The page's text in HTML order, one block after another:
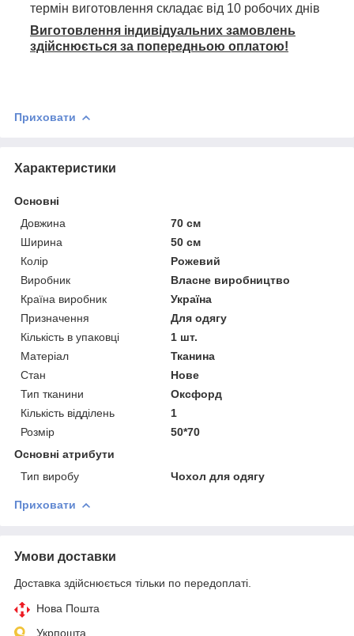
термін виготовлення складає від 10 робочих днів
Виготовлення індивідуальних замовлень
здійснюється за попередньою оплатою!
Приховати
Характеристики
Основні
Довжина
70 см
Ширина
50 см
Колір
Рожевий
Виробник
Власне виробництво
Країна виробник
Україна
Призначення
Для одягу
Кількість в упаковці
1 шт.
Матеріал
Тканина
Стан
Нове
Тип тканини
Оксфорд
Кількість відділень
1
Розмір
50*70
Основні атрибути
Тип виробу
Чохол для одягу
Приховати
Умови доставки
Доставка здійснюється тільки по передоплаті.
Нова Пошта
Укрпошта